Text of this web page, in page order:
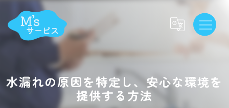
水漏れの原因を特定し、安心な環境を
提供する方法